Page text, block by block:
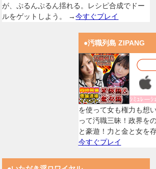
が、ぷるんぷるん揺れる。レシピ合成でドー
ルをゲットしよう。 →今すぐプレイ
●汚職列島 ZIPANG
ｼﾐｭﾚーｼ
を使って女も権力も想
って汚職三昧！政界を
と豪遊！力と金と女を
今すぐプレイ